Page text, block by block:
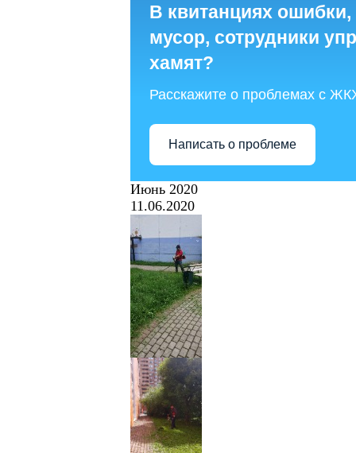
В квитанциях
мусор, сотрудники
хамят?
Расскажите о проблемах с
Написать о проблеме
Июнь 2020
11.06.2020